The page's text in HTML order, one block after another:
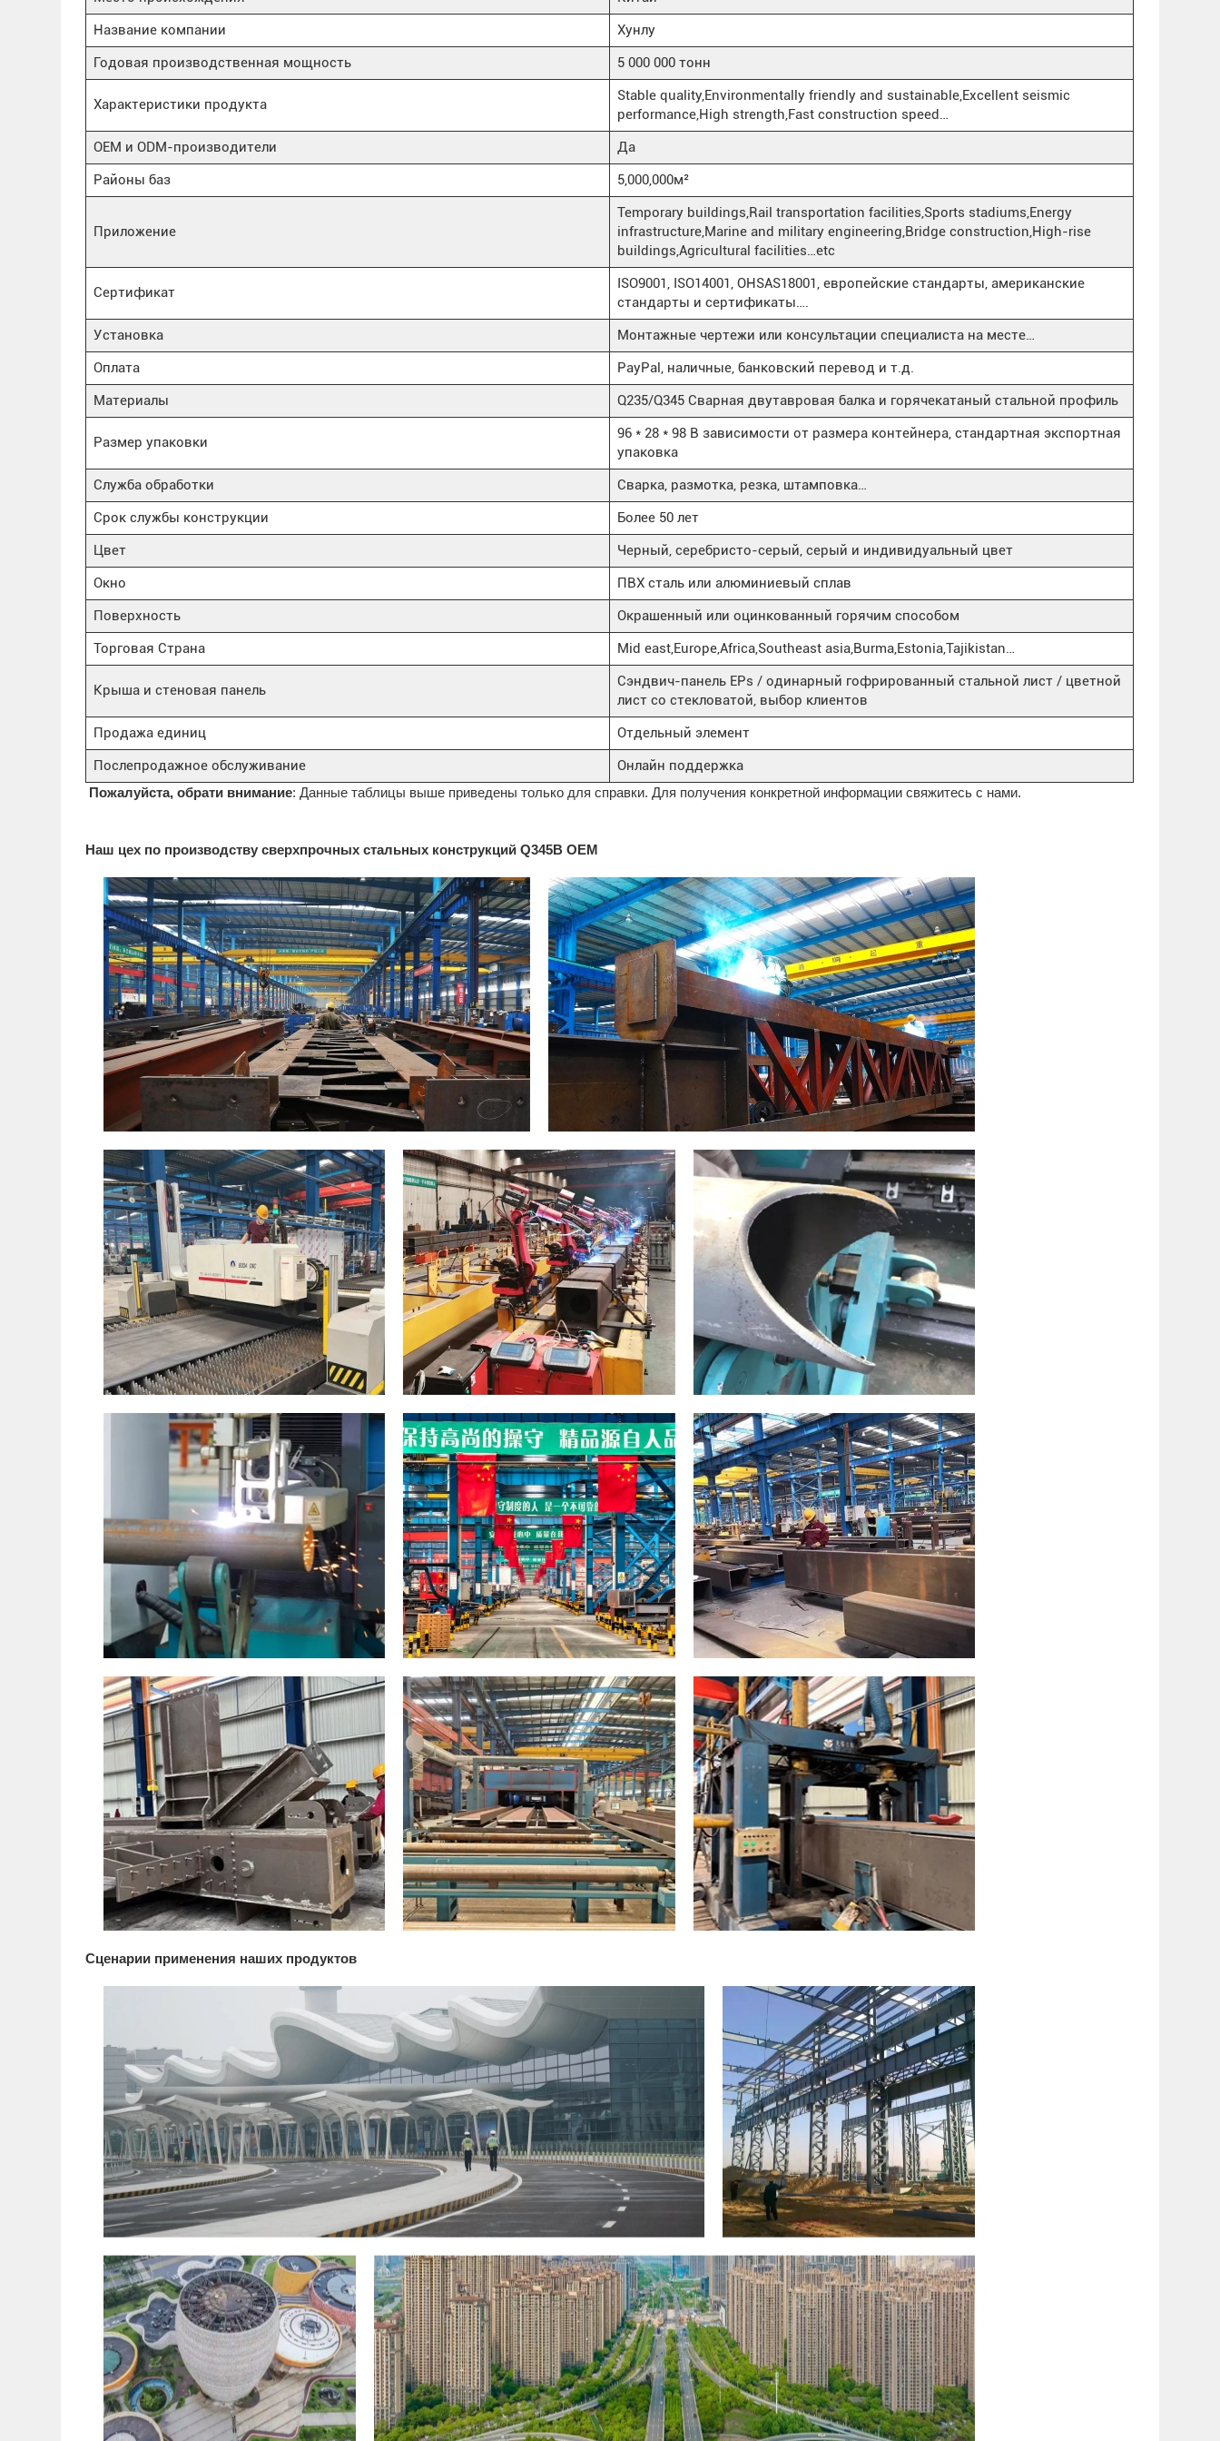
Название компании
Хунлу
Годовая производственная мощность
5 000 000 тонн
Характеристики продукта
Stable quality,Environmentally friendly and sustainable,Excellent seismic
performance,High strength,Fast construction speed…
OEM и ODM-производители
Да
Районы баз
5,000,000м²
Приложение
Temporary buildings,Rail transportation facilities,Sports stadiums,Energy
infrastructure,Marine and military engineering,Bridge construction,High-rise
buildings,Agricultural facilities…etc
Сертификат
ISO9001, ISO14001, OHSAS18001, европейские стандарты, американские
стандарты и сертификаты….
Установка
Монтажные чертежи или консультации специалиста на месте…
Оплата
PayPal, наличные, банковский перевод и т.д.
Материалы
Q235/Q345 Сварная двутавровая балка и горячекатаный стальной профиль
Размер упаковки
96 * 28 * 98 В зависимости от размера контейнера, стандартная экспортная
упаковка
Служба обработки
Сварка, размотка, резка, штамповка…
Срок службы конструкции
Более 50 лет
Цвет
Черный, серебристо-серый, серый и индивидуальный цвет
Окно
ПВХ сталь или алюминиевый сплав
Поверхность
Окрашенный или оцинкованный горячим способом
Торговая Страна
Mid east,Europe,Africa,Southeast asia,Burma,Estonia,Tajikistan…
Крыша и стеновая панель
Сэндвич-панель EPs / одинарный гофрированный стальной лист / цветной
лист со стекловатой, выбор клиентов
Продажа единиц
Отдельный элемент
Послепродажное обслуживание
Онлайн поддержка
Пожалуйста, обрати внимание: Данные таблицы выше приведены только для справки. Для получения конкретной информации свяжитесь с нами.
Наш цех по производству сверхпрочных стальных конструкций Q345B OEM
Сценарии применения наших продуктов